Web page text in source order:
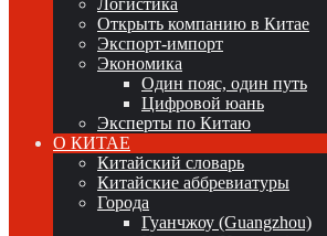
Логистика
Открыть компанию в Китае
Экспорт-импорт
Экономика
Один пояс, один путь
Цифровой юань
Эксперты по Китаю
О КИТАЕ
Китайский словарь
Китайские аббревиатуры
Города
Гуанчжоу (Guangzhou)